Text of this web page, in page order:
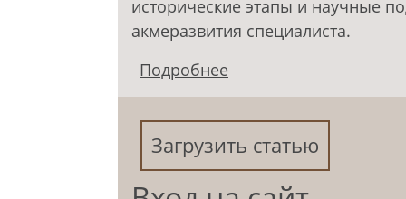
исторические этапы и научные
акмеразвития специалиста.
Подробнее
развития карьеры
Загрузить статью